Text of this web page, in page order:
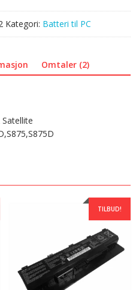
Kategori: Batteri til PC
Omtaler (2)
TILBUD!